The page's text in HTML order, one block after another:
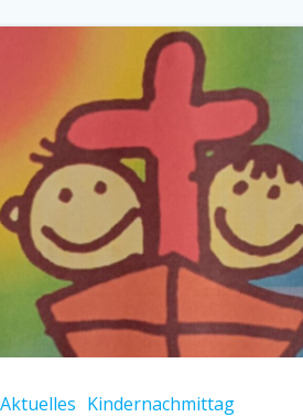
Aktuelles Kindernachmittag